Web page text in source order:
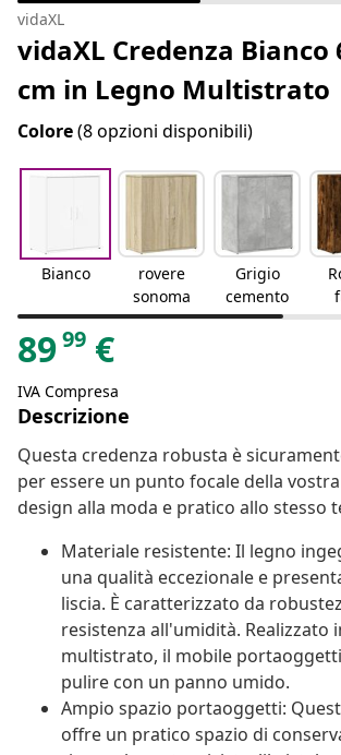
vidaXL
vidaXL Credenza Bianco
cm in Legno Multistrato
Colore(8 opzioni disponibili)
Bianco
rovere
sonoma
Grigio
cemento
8999 €
IVA Compresa
Descrizione
Questa credenza robusta è
per essere un punto focale della
design alla moda e pratico allo stesso
Materiale resistente: Il legno
una qualità eccezionale e
liscia. È caratterizzato da
resistenza all'umidità. Realizzato
multistrato, il mobile
pulire con un panno umido.
Ampio spazio portaoggetti:
offre un pratico spazio di